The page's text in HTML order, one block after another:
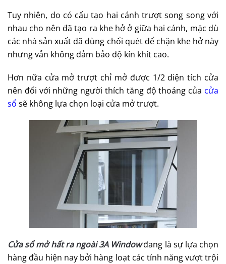
Tuy nhiên, do có cấu tạo hai cánh trượt song song với
nhau cho nên đã tạo ra khe hở ở giữa hai cánh, mặc dù
các nhà sản xuất đã dùng chổi quét để chặn khe hở này
nhưng vẫn không đảm bảo độ kín khít cao.
Hơn nữa cửa mở trượt chỉ mở được 1/2 diện tích cửa
nên đối với những người thích tăng độ thoáng của cửa
sổ sẽ không lựa chọn loại cửa mở trượt.
Cửa sổ mở hất ra ngoài 3A Windowđang là sự lựa chọn
hàng đầu hiện nay bởi hàng loạt các tính năng vượt trội